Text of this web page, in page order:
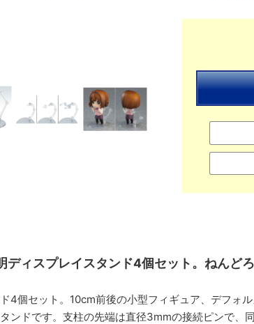
ィスプレイスタンド4個セット。ねんど
4個セット。10cm前後の小型フィギュア、デフォ
ンドです。支柱の先端は直径3mmの接続ピンで、